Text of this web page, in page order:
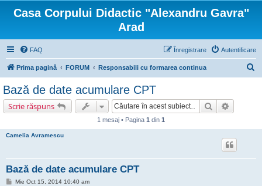
Casa Corpului Didactic "Alexandru Gavra"
Arad
FAQ Autentificare
Înregistrare
Prima pagină FORUM Responsabili cu formarea continua
Bază de date acumulare CPT
Scrie răspuns Căutare
1 mesaj • Pagina 1 din 1
Camelia Avramescu
Bază de date acumulare CPT
MMie Oct 15, 2014 10:40 am